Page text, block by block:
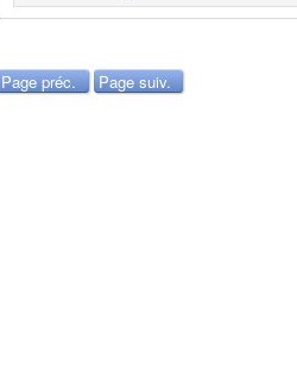
Page préc. Page suiv.